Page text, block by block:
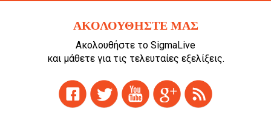
ΑΚΟΛΟΥΘΗΣΤΕ ΜΑΣ
Ακολουθήστε το SigmaLive
και μάθετε για τις τελευταίες εξελίξεις.